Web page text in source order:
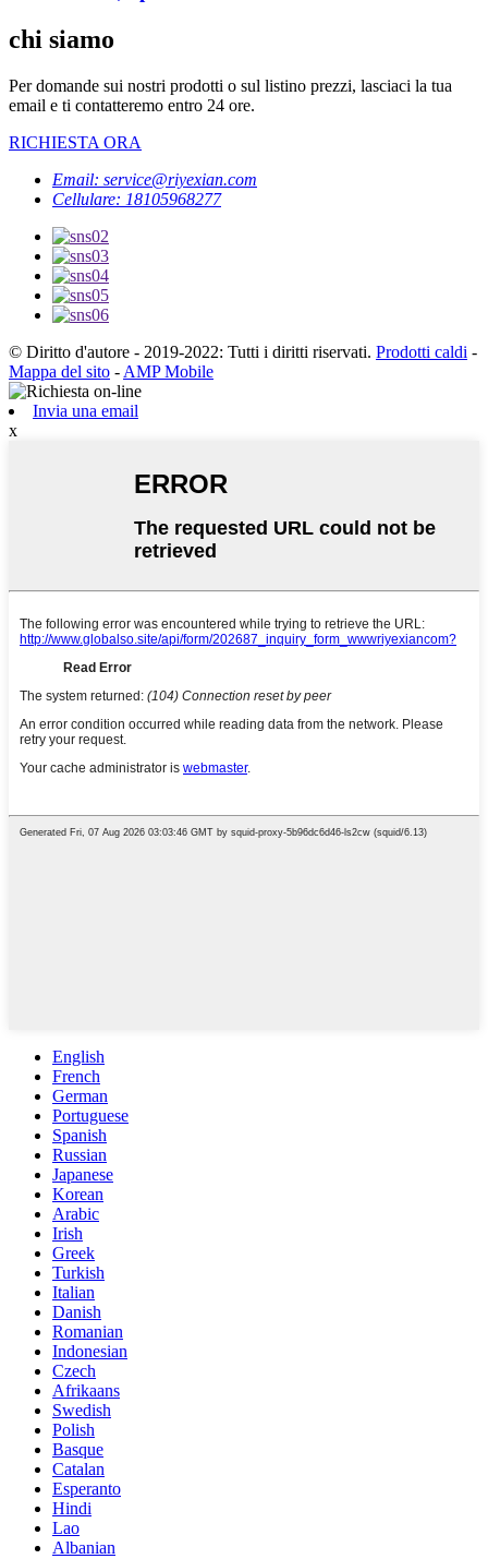
chi siamo
Per domande sui nostri prodotti o sul listino prezzi, lasciaci la tua
email e ti contatteremo entro 24 ore.
RICHIESTA ORA
Email: service@riyexian.com
Cellulare: 18105968277
© Diritto d'autore - 2019-2022: Tutti i diritti riservati. Prodotti caldi -
Mappa del sito - AMP Mobile
Invia una email
x
English
French
German
Portuguese
Spanish
Russian
Japanese
Korean
Arabic
Irish
Greek
Turkish
Italian
Danish
Romanian
Indonesian
Czech
Afrikaans
Swedish
Polish
Basque
Catalan
Esperanto
Hindi
Lao
Albanian